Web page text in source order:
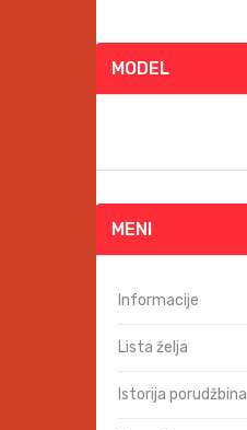
MODEL
MENI
Informacije
Lista želja
Istorija porudžbina